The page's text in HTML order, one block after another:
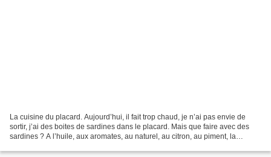
La cuisine du placard. Aujourd’hui, il fait trop chaud, je n’ai pas envie de
sortir, j’ai des boites de sardines dans le placard. Mais que faire avec des
sardines ? A l’huile, aux aromates, au naturel, au citron, au piment, la